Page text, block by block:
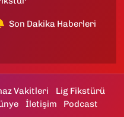
Son Dakika Haberleri
Vakitleri
Lig Fikstürü
İletişim Podcast